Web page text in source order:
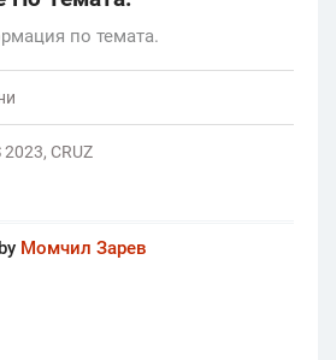
по темата.
2023, CRUZ
Момчил Зарев